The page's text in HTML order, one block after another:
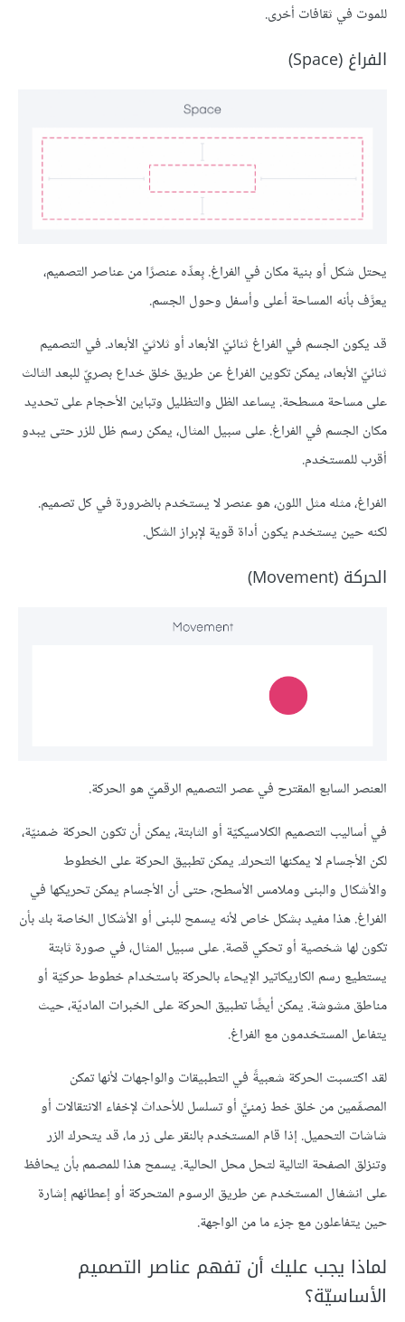
للموت في ثقافات أخرى.
الفراغ (Space)
يحتل شكل أو بنية مكان في الفراغ. بِعدِّه عنصرًا من عناصر التصميم،
يعرَّف بأنه المساحة أعلى وأسفل وحول الجسم.
قد يكون الجسم في الفراغ ثنائيّ الأبعاد أو ثلاثيّ الأبعاد. في التصميم
ثنائيّ الأبعاد، يمكن تكوين الفراغ عن طريق خلق خداع بصريّ للبعد الثالث
على مساحة مسطحة. يساعد الظل والتظليل وتباين الأحجام على تحديد
مكان الجسم في الفراغ. على سبيل المثال، يمكن رسم ظل للزر حتى يبدو
أقرب للمستخدم.
الفراغ، مثله مثل اللون، هو عنصر لا يستخدم بالضرورة في كل تصميم.
لكنه حين يستخدم يكون أداة قوية لإبراز الشكل.
الحركة (Movement)
العنصر السابع المقترح في عصر التصميم الرقميّ هو الحركة.
في أساليب التصميم الكلاسيكيّة أو الثابتة، يمكن أن تكون الحركة ضمنيّة،
لكن الأجسام لا يمكنها التحرك. يمكن تطبيق الحركة على الخطوط
والأشكال والبنى وملامس الأسطح، حتى أن الأجسام يمكن تحريكها في
الفراغ. هذا مفيد بشكل خاص لأنه يسمح للبنى أو الأشكال الخاصة بك بأن
تكون لها شخصية أو تحكي قصة. على سبيل المثال، في صورة ثابتة
يستطيع رسم الكاريكاتير الإيحاء بالحركة باستخدام خطوط حركيّة أو
مناطق مشوشة. يمكن أيضًا تطبيق الحركة على الخبرات الماديّة، حيث
يتفاعل المستخدمون مع الفراغ.
لقد اكتسبت الحركة شعبيةً في التطبيقات والواجهات لأنها تمكن
المصمِّمين من خلق خط زمنيّّ أو تسلسل للأحداث لإخفاء الانتقالات أو
شاشات التحميل. إذا قام المستخدم بالنقر على زر ما، قد يتحرك الزر
وتنزلق الصفحة التالية لتحل محل الحالية. يسمح هذا للمصمم بأن يحافظ
على انشغال المستخدم عن طريق الرسوم المتحركة أو إعطائهم إشارة
حين يتفاعلون مع جزء ما من الواجهة.
لماذا يجب عليك أن تفهم عناصر التصميم
الأساسيّة؟